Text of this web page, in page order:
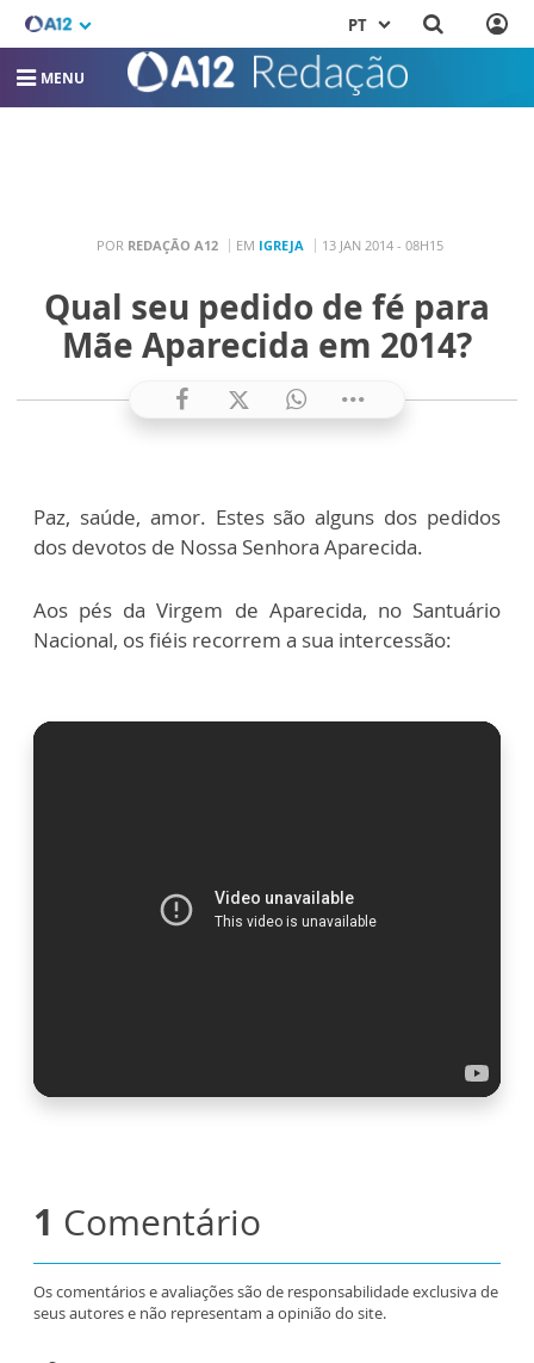
PT
MENU
POR REDAÇÃO A12 EM IGREJA 13 JAN 2014 - 08H15
Qual seu pedido de fé para
Mãe Aparecida em 2014?
Paz, saúde, amor. Estes são alguns dos pedidos
dos devotos de Nossa Senhora Aparecida.
Aos pés da Virgem de Aparecida, no Santuário
Nacional, os fiéis recorrem a sua intercessão:
1 Comentário
Os comentários e avaliações são de responsabilidade exclusiva de
seus autores e não representam a opinião do site.